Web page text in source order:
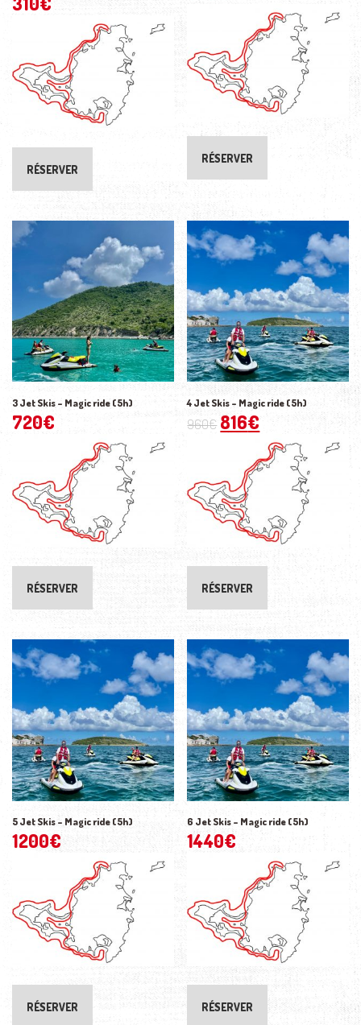
RÉSERVER
RÉSERVER
3 Jet Skis – Magic ride (5h)
720€
RÉSERVER
4 Jet Skis – Magic ride (5h)
960€ 816€
RÉSERVER
5 Jet Skis – Magic ride (5h)
1200€
RÉSERVER
6 Jet Skis – Magic ride (5h)
1440€
RÉSERVER